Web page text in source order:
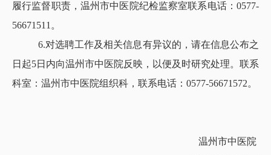
履行监督职责，温州市中医院纪检监察室联系电话：0577-
56671511。
6.对选聘工作及相关信息有异议的，请在信息公布之
日起5日内向温州市中医院反映，以便及时研究处理。联系
科室：温州市中医院组织科，联系电话：0577-56671572。
温州市中医院